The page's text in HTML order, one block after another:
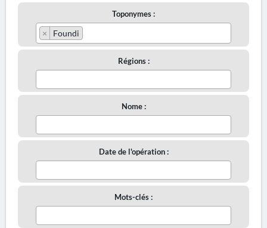
Toponymes :
× Foundi
Régions :
Nome :
Date de l'opération :
Mots-clés :